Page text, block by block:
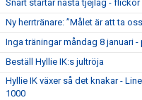
Snart startar nästa tjejlag -
Ny herrtränare: ”Målet är att ta
Inga träningar måndag 8 januari
Beställ Hyllie IK:s jultröja
Hyllie IK växer så det knakar -
1000